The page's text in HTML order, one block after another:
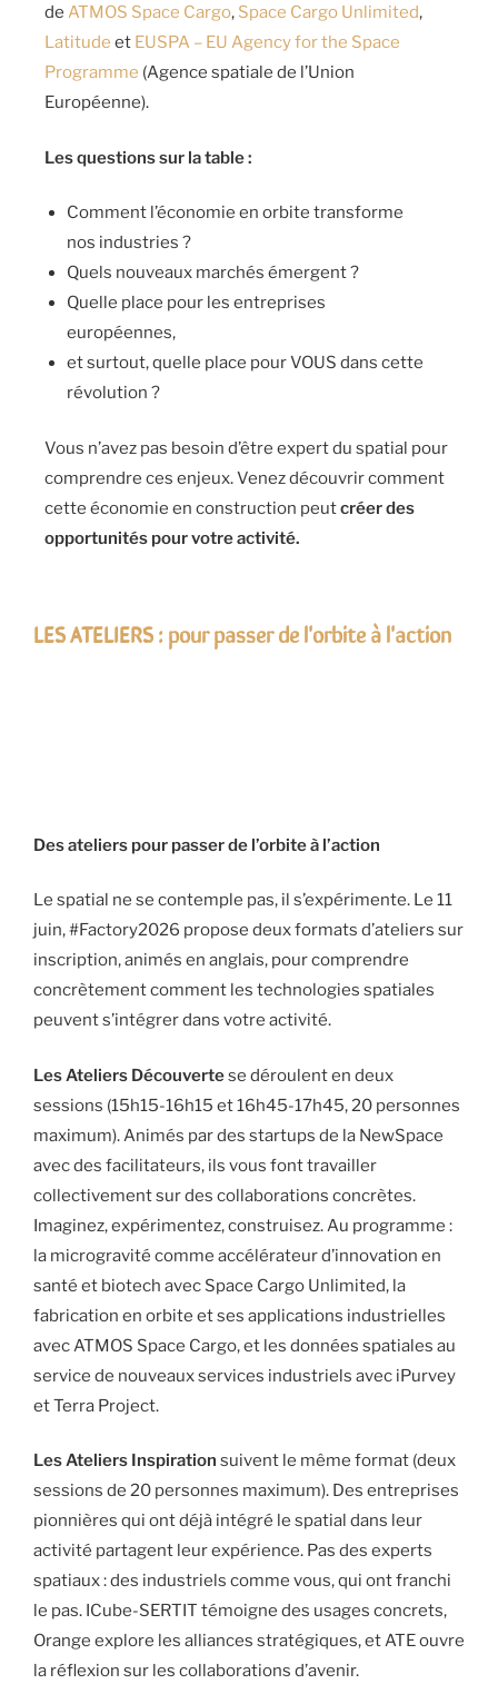
de ATMOS Space Cargo, Space Cargo Unlimited,
Latitude et EUSPA – EU Agency for the Space
Programme (Agence spatiale de l’Union
Européenne).
Les questions sur la table :
Comment l’économie en orbite transforme
nos industries ?
Quels nouveaux marchés émergent ?
Quelle place pour les entreprises
européennes,
et surtout, quelle place pour VOUS dans cette
révolution ?
Vous n’avez pas besoin d’être expert du spatial pour
comprendre ces enjeux. Venez découvrir comment
cette économie en construction peutcréer des
opportunités pour votre activité.
LES ATELIERS : pour passer de l'orbite à l'action
Des ateliers pour passer de l’orbite à l’action
Le spatial ne se contemple pas, il s’expérimente. Le 11
juin, #Factory2026 propose deux formats d’ateliers sur
inscription, animés en anglais, pour comprendre
concrètement comment les technologies spatiales
peuvent s’intégrer dans votre activité.
Les Ateliers Découvertese déroulent en deux
sessions (15h15-16h15 et 16h45-17h45, 20 personnes
maximum). Animés par des startups de la NewSpace
avec des facilitateurs, ils vous font travailler
collectivement sur des collaborations concrètes.
Imaginez, expérimentez, construisez. Au programme :
la microgravité comme accélérateur d’innovation en
santé et biotech avec Space Cargo Unlimited, la
fabrication en orbite et ses applications industrielles
avec ATMOS Space Cargo, et les données spatiales au
service de nouveaux services industriels avec iPurvey
et Terra Project.
Les Ateliers Inspiration suivent le même format (deux
sessions de 20 personnes maximum). Des entreprises
pionnières qui ont déjà intégré le spatial dans leur
activité partagent leur expérience. Pas des experts
spatiaux : des industriels comme vous, qui ont franchi
le pas. ICube-SERTIT témoigne des usages concrets,
Orange explore les alliances stratégiques, et ATE ouvre
la réflexion sur les collaborations d’avenir.